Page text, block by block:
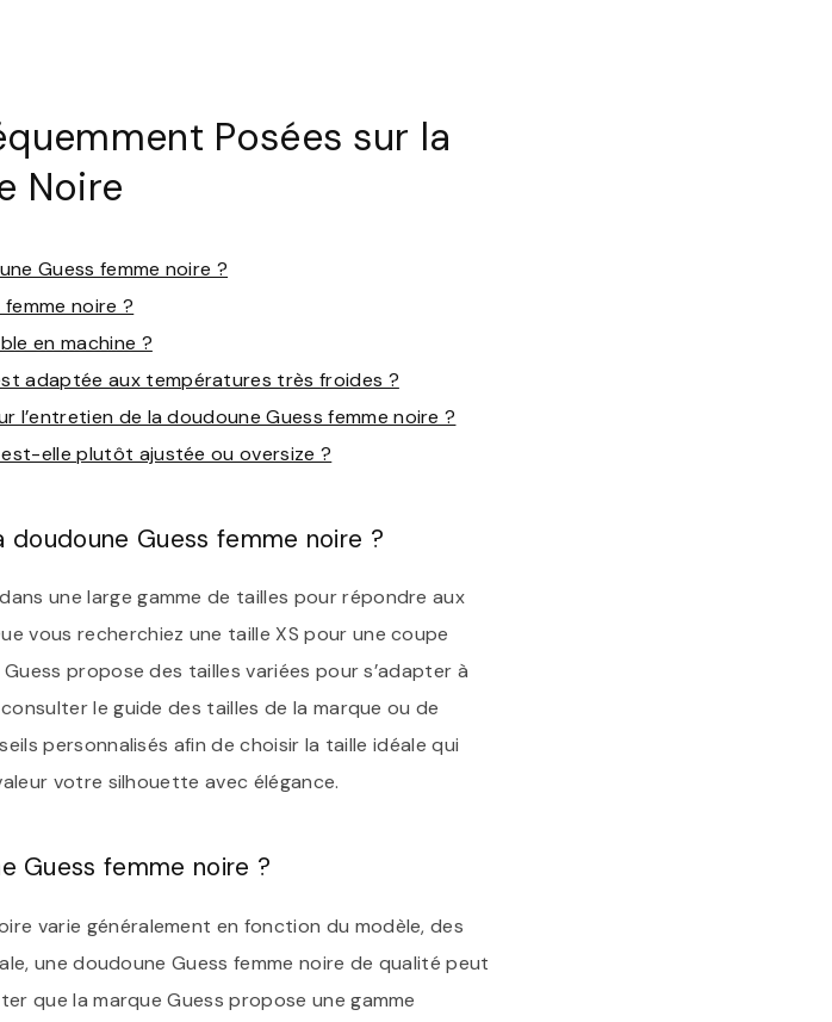
Posées sur la
Noire
Guess femme noire ?
noire ?
en machine ?
adaptée aux températures très froides ?
de la doudoune Guess femme noire ?
elle plutôt ajustée ou oversize ?
Guess femme noire ?
une large gamme de tailles pour répondre aux
vous recherchiez une taille XS pour une coupe
propose des tailles variées pour s’adapter à
le guide des tailles de la marque ou de
personnalisés afin de choisir la taille idéale qui
votre silhouette avec élégance.
Guess femme noire ?
varie généralement en fonction du modèle, des
une doudoune Guess femme noire de qualité peut
que la marque Guess propose une gamme